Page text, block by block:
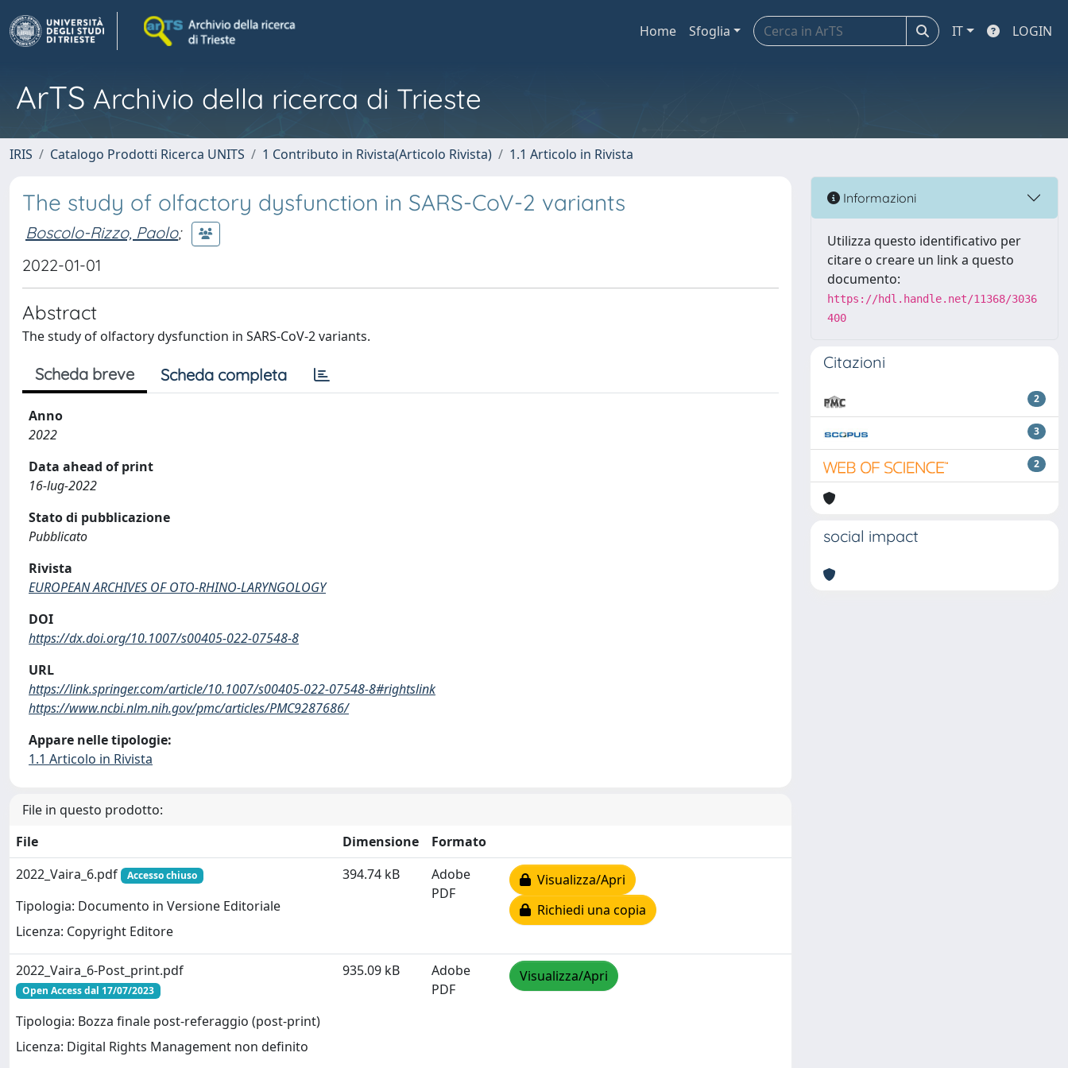
Home Sfoglia IT LOGIN
ArTS Archivio della ricerca di Trieste
IRIS Catalogo Prodotti Ricerca UNITS 1 Contributo in Rivista(Articolo Rivista) 1.1 Articolo in Rivista
The study of olfactory dysfunction in SARS-CoV-2 variants
Boscolo-Rizzo, Paolo;
2022-01-01
Abstract
The study of olfactory dysfunction in SARS-CoV-2 variants.
Scheda breve Scheda completa
Anno
2022
Data ahead of print
16-lug-2022
Stato di pubblicazione
Pubblicato
Rivista
EUROPEAN ARCHIVES OF OTO-RHINO-LARYNGOLOGY
DOI
https://dx.doi.org/10.1007/s00405-022-07548-8
URL
https://link.springer.com/article/10.1007/s00405-022-07548-8#rightslink
https://www.ncbi.nlm.nih.gov/pmc/articles/PMC9287686/
Appare nelle tipologie:
1.1 Articolo in Rivista
File in questo prodotto:
File
Dimensione
Formato
2022_Vaira_6.pdf
Accesso chiuso
Tipologia: Documento in Versione Editoriale
Licenza: Copyright Editore
394.74 kB
Adobe
PDF
Visualizza/Apri
Richiedi una copia
2022_Vaira_6-Post_print.pdf
Open Access dal 17/07/2023
Tipologia: Bozza finale post-referaggio (post-print)
Licenza: Digital Rights Management non definito
935.09 kB
Adobe
PDF
Visualizza/Apri
Informazioni
Utilizza questo identificativo per
citare o creare un link a questo
documento:
https://hdl.handle.net/11368/3036
400
Citazioni
2
3
2
social impact